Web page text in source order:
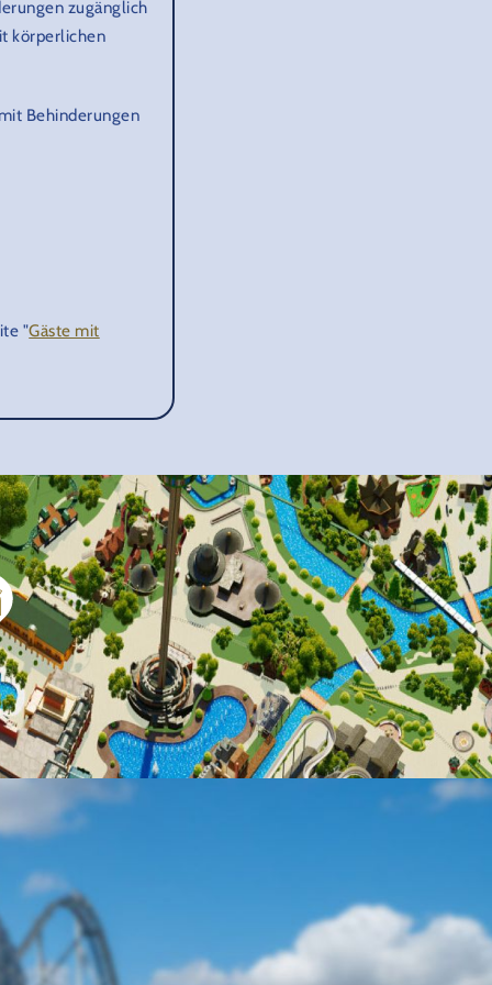
zugänglich
körperlichen
Behinderungen
"Gäste mit